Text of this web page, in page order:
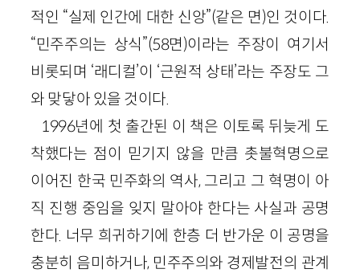
적인 “실제 인간에 대한 신앙”(같은 면)인 것이다.
“민주주의는 상식”(58면)이라는 주장이 여기서
비롯되며 ‘래디컬’이 ‘근원적 상태’라는 주장도 그
와 맞닿아 있을 것이다.
1996년에 첫 출간된 이 책은 이토록 뒤늦게 도
착했다는 점이 믿기지 않을 만큼 촛불혁명으로
이어진 한국 민주화의 역사, 그리고 그 혁명이 아
직 진행 중임을 잊지 말아야 한다는 사실과 공명
한다. 너무 희귀하기에 한층 더 반가운 이 공명을
충분히 음미하거나, 민주주의와 경제발전의 관계